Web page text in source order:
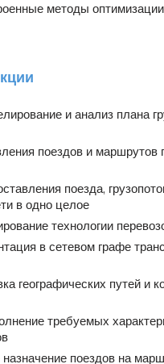
методы
и анализ плана
поездов и маршрутов
поезда,
в одно целое
технологии
в сетевом графе
географических путей и
требуемых
поездов на